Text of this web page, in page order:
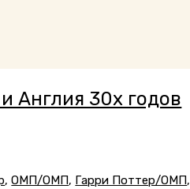
Англия 30х годов
,ОМП/ОМП, Гарри Поттер/ОМП,